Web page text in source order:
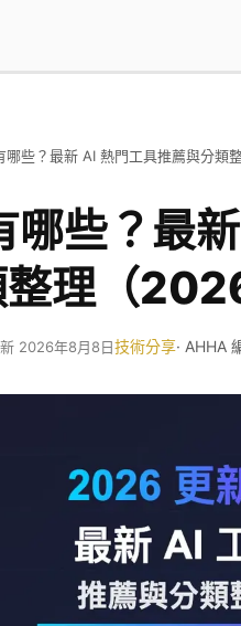
哪些？最新 AI 熱門工具推薦與分類
哪些？最
整理（
新 2026年8月8日技術分享· AHHA